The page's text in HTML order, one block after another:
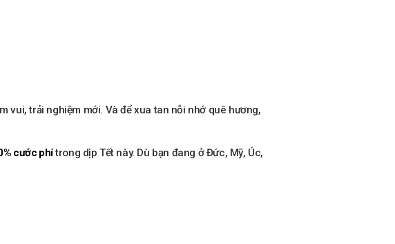
vui, trải nghiệm mới. Và để xua tan nỗi nhớ quê hương,
cước phítrong dịp Tết này. Dù bạn đang ở Đức, Mỹ, Úc,